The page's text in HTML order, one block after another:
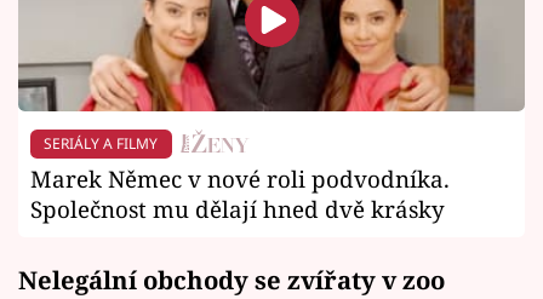
SERIÁLY A FILMY
Marek Němec v nové roli podvodníka.
Společnost mu dělají hned dvě krásky
Nelegální obchody se zvířaty v zoo